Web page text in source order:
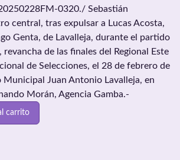
0320./ Sebastián
central, tras expulsar a Lucas Acosta,
Genta, de Lavalleja, durante el partido
revancha de las finales del Regional Este
de Selecciones, el 28 de febrero de
Municipal Juan Antonio Lavalleja, en
Morán, Agencia Gamba.-
carrito